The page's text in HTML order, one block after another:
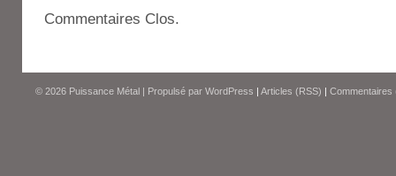
Commentaires Clos.
© 2026 Puissance Métal | Propulsé par WordPress | Articles (RSS) | Commentaires